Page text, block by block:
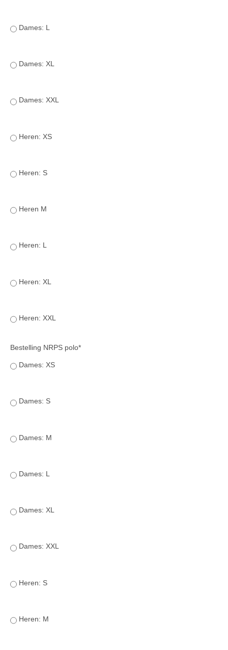
Regio West
Regio Zuid
Word vrijiwilliger
Evenementen
Dames: L
Dames: XL
Dames: XXL
Heren: XS
Heren: S
Heren M
Heren: L
Heren: XL
Heren: XXL
Bestelling NRPS polo*
Dames: XS
Dames: S
Dames: M
Dames: L
Dames: XL
Dames: XXL
Heren: S
Heren: M